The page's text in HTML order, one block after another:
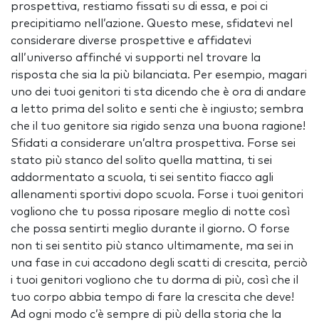
prospettiva, restiamo fissati su di essa, e poi ci
precipitiamo nell’azione. Questo mese, sfidatevi nel
considerare diverse prospettive e affidatevi
all’universo affinché vi supporti nel trovare la
risposta che sia la più bilanciata. Per esempio, magari
uno dei tuoi genitori ti sta dicendo che è ora di andare
a letto prima del solito e senti che è ingiusto; sembra
che il tuo genitore sia rigido senza una buona ragione!
Sfidati a considerare un’altra prospettiva. Forse sei
stato più stanco del solito quella mattina, ti sei
addormentato a scuola, ti sei sentito fiacco agli
allenamenti sportivi dopo scuola. Forse i tuoi genitori
vogliono che tu possa riposare meglio di notte così
che possa sentirti meglio durante il giorno. O forse
non ti sei sentito più stanco ultimamente, ma sei in
una fase in cui accadono degli scatti di crescita, perciò
i tuoi genitori vogliono che tu dorma di più, così che il
tuo corpo abbia tempo di fare la crescita che deve!
Ad ogni modo c’è sempre di più della storia che la